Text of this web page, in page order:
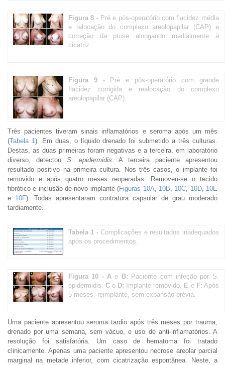
Figura 8 - Pré e pós-operatório com flacidez média
e relocação do complexo areolopapilar (CAP) e
correção da ptose alongando medialmente à
cicatriz.
Figura 9 -
Pré e pós-operatório com grande
flacidez corrigida e realocação do complexo
areolopapilar (CAP).
Três pacientes tiveram sinais inflamatórios e seroma após um mês
(Tabela 1 ). Em duas, o líquido drenado foi submetido a três culturas.
Destas, as duas primeiras foram negativas e a terceira, em laboratório
diverso, detectou S. epidermidis . A terceira paciente apresentou
resultado positivo na primeira cultura. Nos três casos, o implante foi
removido e após quatro meses reoperadas. Removeu-se o tecido
fibrótico e inclusão de novo implante (Figuras 10A 10B 10C 10D, 10E
e 10F). Todas apresentaram contratura capsular de grau moderado
tardiamente.
Tabela 1 - Complicações e resultados inadequados
após os procedimentos.
Figura 10 - A e B: Paciente com infeção por S.
epidermidis.C e D: Implante removido. E e F: Após
5 meses, reimplante, sem expansão prévia.
Uma paciente apresentou seroma tardio após três meses por trauma,
drenado por uma semana, sem vácuo, e uso de anti-inflamatórios. A
resolução foi satisfatória. Um caso de hematoma foi tratado
clinicamente. Apenas uma paciente apresentou necrose areolar parcial
marginal na metade inferior, com cicatrização espontânea. Neste, a